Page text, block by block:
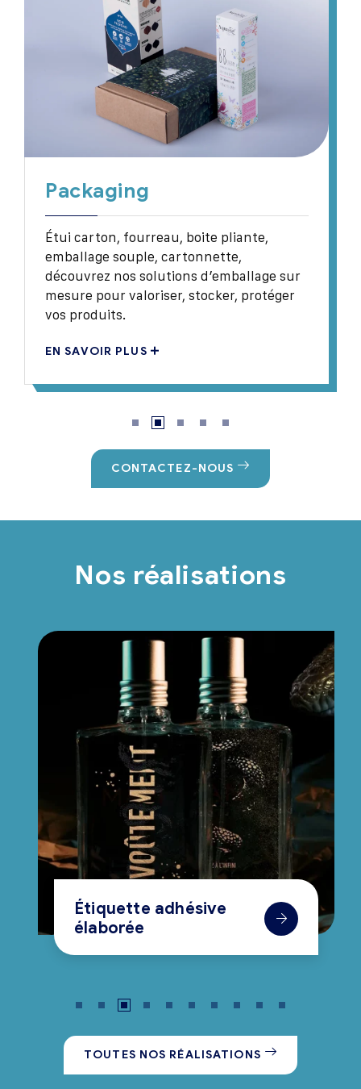
Packaging
Étui carton, fourreau, boite pliante,
emballage souple, cartonnette,
découvrez nos solutions d’emballage sur
mesure pour valoriser, stocker, protéger
vos produits.
EN SAVOIR PLUS
CONTACTEZ-NOUS
Nos réalisations
Étiquette adhésive
élaborée
TOUTES NOS RÉALISATIONS